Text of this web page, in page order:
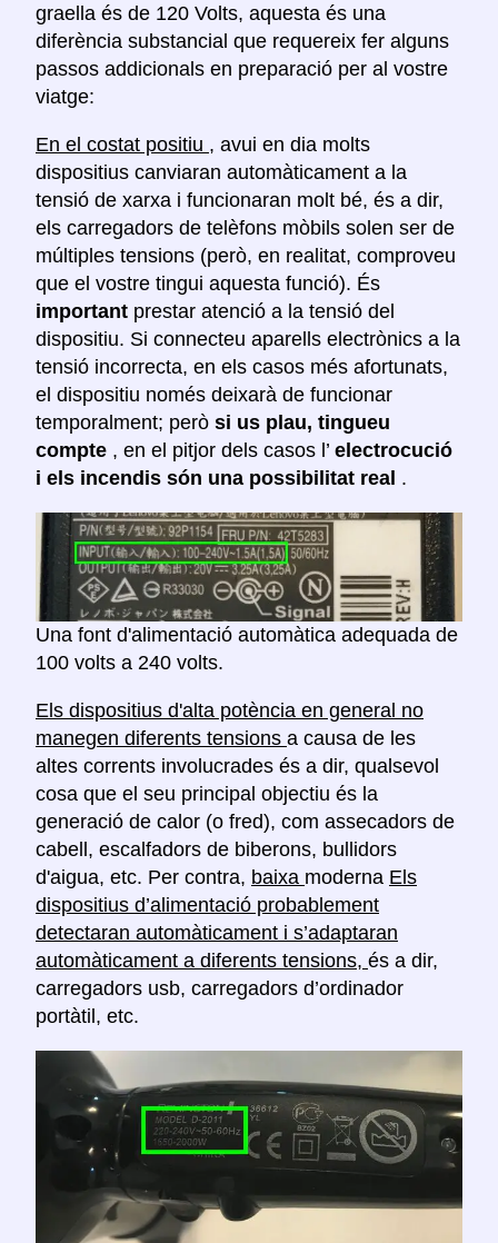
graella és de 120 Volts, aquesta és una
diferència substancial que requereix fer alguns
passos addicionals en preparació per al vostre
viatge:
En el costat positiu , avui en dia molts
dispositius canviaran automàticament a la
tensió de xarxa i funcionaran molt bé, és a dir,
els carregadors de telèfons mòbils solen ser de
múltiples tensions (però, en realitat, comproveu
que el vostre tingui aquesta funció). És
important prestar atenció a la tensió del
dispositiu. Si connecteu aparells electrònics a la
tensió incorrecta, en els casos més afortunats,
el dispositiu només deixarà de funcionar
temporalment; però si us plau, tingueu
compte , en el pitjor dels casos l’ electrocució
i els incendis són una possibilitat real .
Una font d'alimentació automàtica adequada de
100 volts a 240 volts.
Els dispositius d'alta potència en general no
manegen diferents tensions a causa de les
altes corrents involucrades és a dir, qualsevol
cosa que el seu principal objectiu és la
generació de calor (o fred), com assecadors de
cabell, escalfadors de biberons, bullidors
d'aigua, etc. Per contra, baixa moderna Els
dispositius d’alimentació probablement
detectaran automàticament i s’adaptaran
automàticament a diferents tensions, és a dir,
carregadors usb, carregadors d’ordinador
portàtil, etc.